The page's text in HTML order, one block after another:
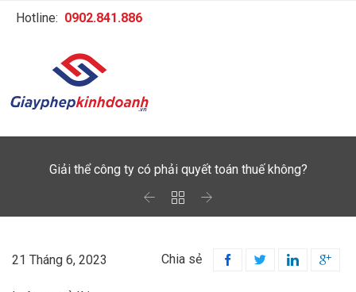
Hotline: 0902.841.886
Giải thể công ty có phải quyết toán thuế không?
  
21 Tháng 6, 2023 Chia sẻ    